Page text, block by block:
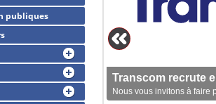
Transcom recrute
Nous vous invitons à faire
publiques